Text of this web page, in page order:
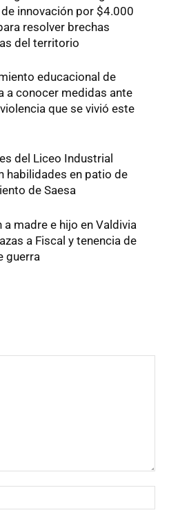
innovación por $4.000
resolver brechas
del territorio
educacional de
a conocer medidas ante
que se vivió este
del Liceo Industrial
habilidades en patio de
de Saesa
a madre e hijo en Valdivia
a Fiscal y tenencia de
guerra